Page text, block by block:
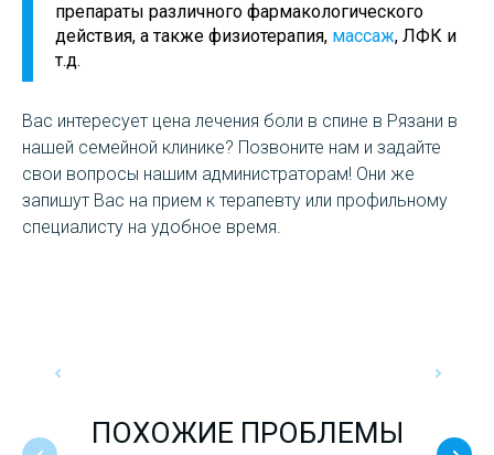
препараты различного фармакологического
действия, а также физиотерапия, массаж, ЛФК и
т.д.
Вас интересует цена лечения боли в спине в Рязани в
нашей семейной клинике? Позвоните нам и задайте
свои вопросы нашим администраторам! Они же
запишут Вас на прием к терапевту или профильному
специалисту на удобное время.
ПОХОЖИЕ ПРОБЛЕМЫ